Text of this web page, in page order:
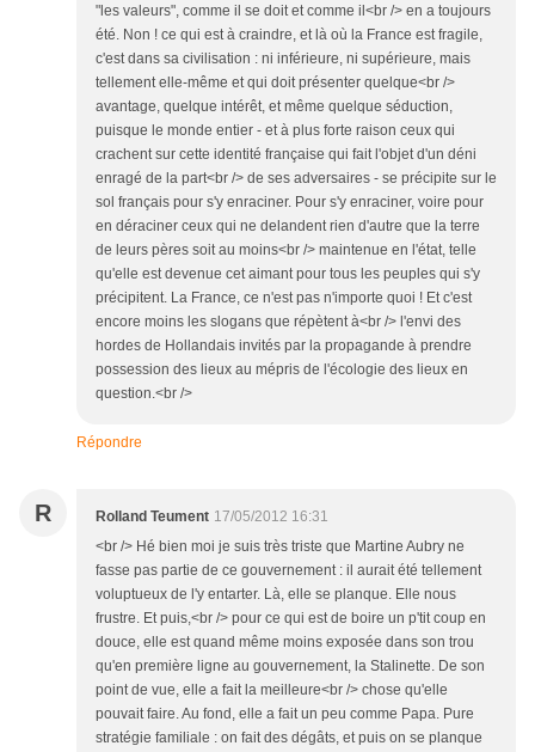
"les valeurs", comme il se doit et comme il<br /> en a toujours
été. Non ! ce qui est à craindre, et là où la France est fragile,
c'est dans sa civilisation : ni inférieure, ni supérieure, mais
tellement elle-même et qui doit présenter quelque<br />
avantage, quelque intérêt, et même quelque séduction,
puisque le monde entier - et à plus forte raison ceux qui
crachent sur cette identité française qui fait l'objet d'un déni
enragé de la part<br /> de ses adversaires - se précipite sur le
sol français pour s'y enraciner. Pour s'y enraciner, voire pour
en déraciner ceux qui ne delandent rien d'autre que la terre
de leurs pères soit au moins<br /> maintenue en l'état, telle
qu'elle est devenue cet aimant pour tous les peuples qui s'y
précipitent. La France, ce n'est pas n'importe quoi ! Et c'est
encore moins les slogans que répètent à<br /> l'envi des
hordes de Hollandais invités par la propagande à prendre
possession des lieux au mépris de l'écologie des lieux en
question.<br />
Répondre
R Rolland Teument 17/05/2012 16:31
<br /> Hé bien moi je suis très triste que Martine Aubry ne
fasse pas partie de ce gouvernement : il aurait été tellement
voluptueux de l'y entarter. Là, elle se planque. Elle nous
frustre. Et puis,<br /> pour ce qui est de boire un p'tit coup en
douce, elle est quand même moins exposée dans son trou
qu'en première ligne au gouvernement, la Stalinette. De son
point de vue, elle a fait la meilleure<br /> chose qu'elle
pouvait faire. Au fond, elle a fait un peu comme Papa. Pure
stratégie familiale : on fait des dégâts, et puis on se planque